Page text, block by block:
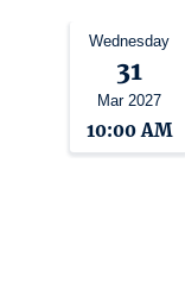
Wednesday
31
Mar 2027
10:00 AM